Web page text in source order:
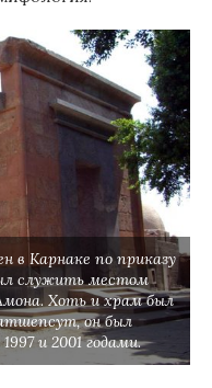
в Карнаке по приказу
служить местом
Хоть и храм был
он был
и 2001 годами.